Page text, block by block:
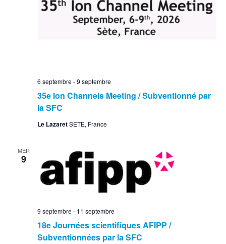
35e Ion Channels Meeting / Subventionné par
la SFC
6 septembre -9 septembre
Le LazaretSETE, France
MER
9
18e Journées scientifiques AFIPP /
Subventionnées par la SFC
9 septembre - 11 septembre